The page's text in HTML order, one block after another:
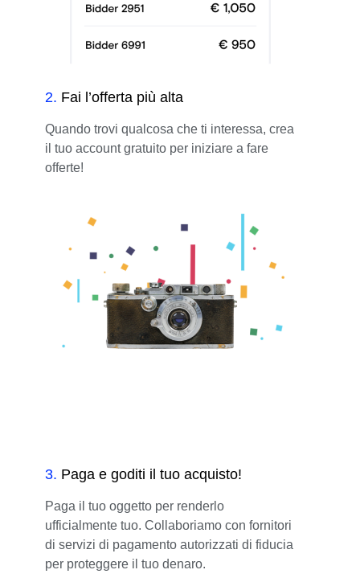
2. Fai l’offerta più alta
Quando trovi qualcosa che ti interessa, crea
il tuo account gratuito per iniziare a fare
offerte!
3. Paga e goditi il tuo acquisto!
Paga il tuo oggetto per renderlo
ufficialmente tuo. Collaboriamo con fornitori
di servizi di pagamento autorizzati di fiducia
per proteggere il tuo denaro.